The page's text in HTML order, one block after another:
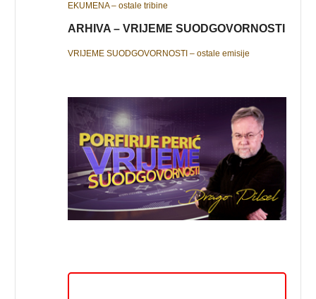
EKUMENA – ostale tribine
ARHIVA – VRIJEME SUODGOVORNOSTI
VRIJEME SUODGOVORNOSTI – ostale emisije